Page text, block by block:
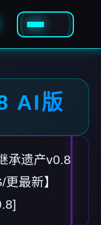
AI版
承遗产v0.8
最新】